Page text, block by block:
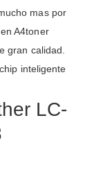
mas por
A4toner
gran calidad.
inteligente
LC-